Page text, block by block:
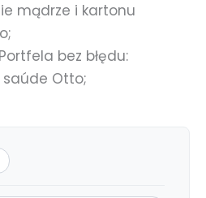
mądrze i kartonu
bez błędu:
Otto;